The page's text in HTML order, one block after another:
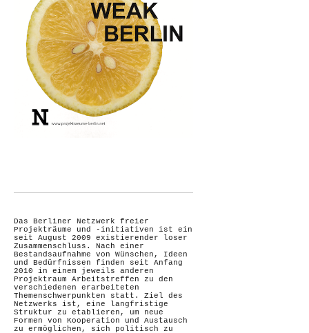
Das Berliner Netzwerk freier
Projekträume und -initiativen ist ein
seit August 2009 existierender loser
Zusammenschluss. Nach einer
Bestandsaufnahme von Wünschen, Ideen
und Bedürfnissen finden seit Anfang
2010 in einem jeweils anderen
Projektraum Arbeitstreffen zu den
verschiedenen erarbeiteten
Themenschwerpunkten statt. Ziel des
Netzwerks ist, eine langfristige
Struktur zu etablieren, um neue
Formen von Kooperation und Austausch
zu ermöglichen, sich politisch zu